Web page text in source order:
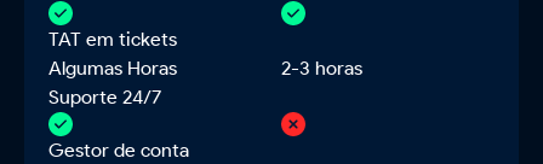
TAT em tickets
Algumas Horas
2-3 horas
Suporte 24/7
Gestor de conta